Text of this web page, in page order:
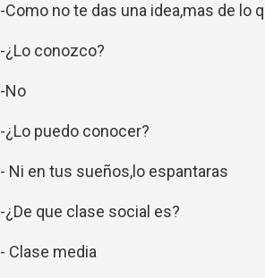
-Como no te das una idea,mas de lo
-¿Lo conozco?
-No
-¿Lo puedo conocer?
- Ni en tus sueños,lo espantaras
-¿De que clase social es?
- Clase media